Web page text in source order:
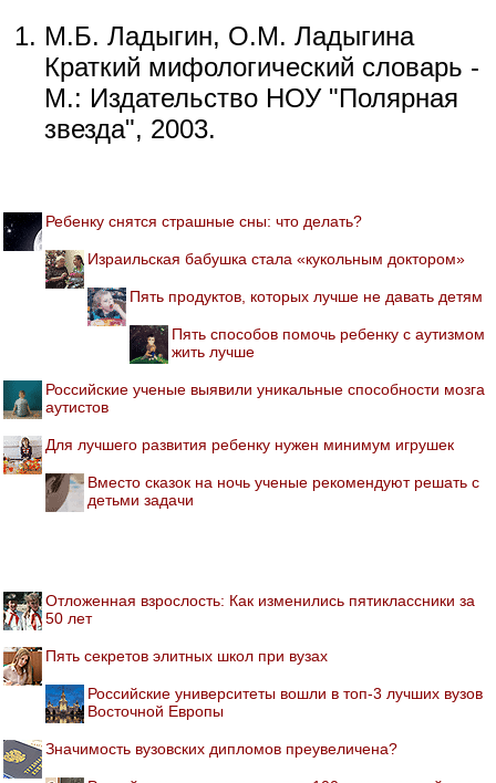
М.Б. Ладыгин, О.М. Ладыгина
Краткий мифологический словарь -
М.: Издательство НОУ "Полярная
звезда", 2003.
Ребенку снятся страшные сны: что делать?
Израильская бабушка стала «кукольным доктором»
Пять продуктов, которых лучше не давать детям
Пять способов помочь ребенку с аутизмом
жить лучше
Российские ученые выявили уникальные способности мозга
аутистов
Для лучшего развития ребенку нужен минимум игрушек
Вместо сказок на ночь ученые рекомендуют решать с
детьми задачи
Отложенная взрослость: Как изменились пятиклассники за
50 лет
Пять секретов элитных школ при вузах
Российские университеты вошли в топ-3 лучших вузов
Восточной Европы
Значимость вузовских дипломов преувеличена?